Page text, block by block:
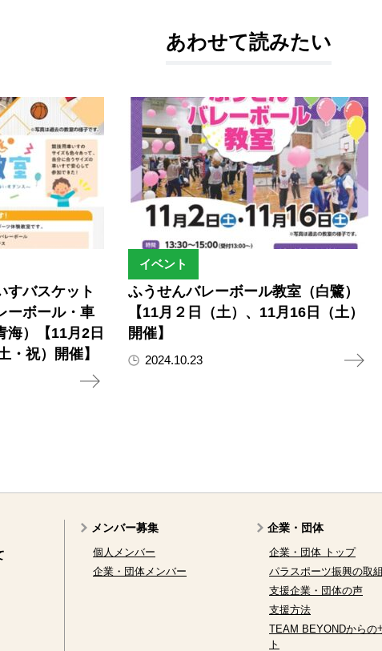
あわせて読みたい
すバスケット
ーボール・車
海）【11月2日
・祝）開催】
イベント
ふうせんバレーボール教室（白鷺）
【11月２日（土）、11月16日（土）
開催】
2024.10.23
メンバー募集
個人メンバー
企業・団体メンバー
企業・団体
企業・団体 トップ
パラスポーツ振興の取
支援企業・団体の声
支援方法
TEAM BEYONDからの
ト